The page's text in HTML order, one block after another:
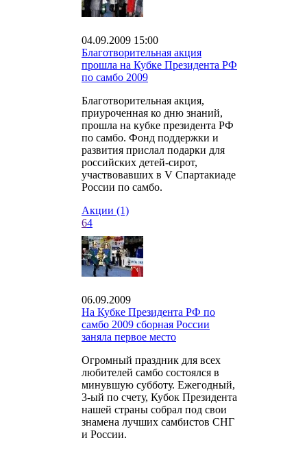
04.09.2009 15:00
Благотворительная акция
прошла на Кубке Президента РФ
по самбо 2009
Благотворительная акция,
приуроченная ко дню знаний,
прошла на кубке президента РФ
по самбо. Фонд поддержки и
развития прислал подарки для
российских детей-сирот,
участвовавших в V Спартакиаде
России по самбо.
Акции (1)
64
06.09.2009
На Кубке Президента РФ по
самбо 2009 сборная России
заняла первое место
Огромный праздник для всех
любителей самбо состоялся в
минувшую субботу. Ежегодный,
3-ый по счету, Кубок Президента
нашей страны собрал под свои
знамена лучших самбистов СНГ
и России.